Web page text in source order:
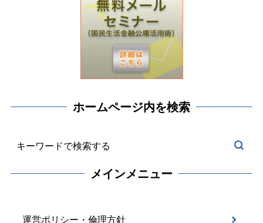
ホームページ内を検索
メインメニュー
運営ポリシー・倫理方針